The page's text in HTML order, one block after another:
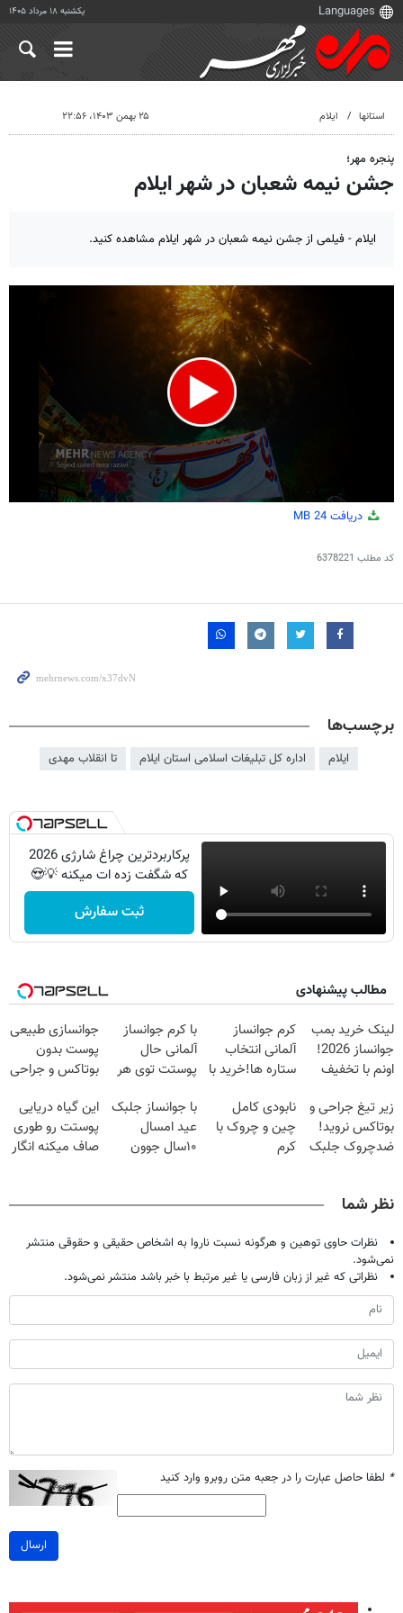
یکشنبه ۱۸ مرداد ۱۴۰۵
استانها ایلام ۲۵ بهمن ۱۴۰۳، ۲۲:۵۶
پنجره مهر؛
جشن نیمه شعبان در شهر ایلام
ایلام - فیلمی از جشن نیمه شعبان در شهر ایلام مشاهده کنید.
0 دریافت 24 MB
کد مطلب 6378221
برچسب‌ها
ایلام اداره کل تبلیغات اسلامی استان ایلام تا انقلاب مهدی
پرکاربردترین چراغ شارژی 2026
که شگفت زده ات میکنه 💡😍
ثبت سفارش
مطالب پیشنهادی
لینک خرید بمب
جوانساز 2026!
اونم با تخفیف
کرم جوانساز
آلمانی انتخاب
ستاره ها!خرید با
با کرم جوانساز
آلمانی حال
پوستت توی هر
خوبه۴۵٪تخفیف
جوانسازی طبیعی
پوست بدون
بوتاکس و جراحی
تخفیف ویژه
زیر تیغ جراحی و
بوتاکس نروید!
ضدچروک جلبک
نابودی کامل
چین و چروک با
کرم
با جوانساز جلبک
عید امسال
۱۰سال جوون
این گیاه دریایی
پوستت رو طوری
صاف میکنه انگار
نظر شما
نظرات حاوی توهین و هرگونه نسبت ناروا به اشخاص حقیقی و حقوقی منتشر
نمی‌شود.
نظراتی که غیر از زبان فارسی یا غیر مرتبط با خبر باشد منتشر نمی‌شود.
* لطفا حاصل عبارت را در جعبه متن روبرو وارد کنید
ارسال